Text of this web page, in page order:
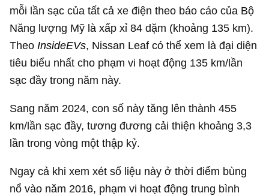
mỗi lần sạc của tất cả xe điện theo báo cáo của Bộ
Năng lượng Mỹ là xấp xỉ 84 dặm (khoảng 135 km).
Theo InsideEVs, Nissan Leaf có thể xem là đại diện
tiêu biểu nhất cho phạm vi hoạt động 135 km/lần
sạc đầy trong năm này.
Sang năm 2024, con số này tăng lên thành 455
km/lần sạc đầy, tương đương cải thiện khoảng 3,3
lần trong vòng một thập kỷ.
Ngay cả khi xem xét số liệu này ở thời điểm bùng
nổ vào năm 2016, phạm vi hoạt động trung bình